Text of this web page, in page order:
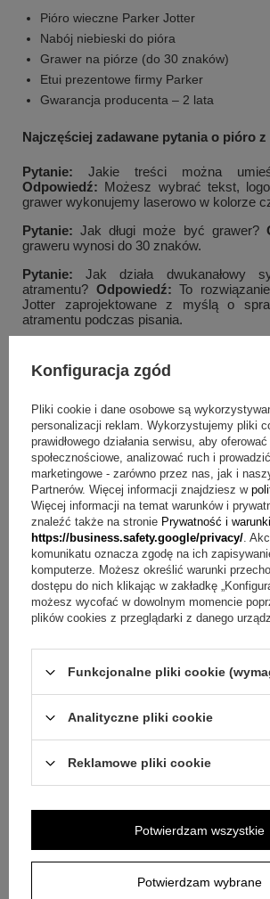
Pióro wieczne Parker Jotter
Nabój niebieski do pióra
Grawer na piórze (do 30 znaków)
Etui prezentowe firmy Parker
Gwarancja producenta – 2 lata
Najczęściej zadawane pytania o pióro
Pytanie: Jakie treści można
Odpowiedź: Możesz wybrać tekst,
grawer wykonujemy laserowo w kolorze
Pytanie: Jak długi może być grawer?
graweru wynosi do 30 znaków.
Pytanie: Jak działa dwukanałowy
atramentu? Odpowiedź: To
Jotter zaprojektowane z myślą o
atramentu podczas pisania.
umożliwia użycie zarówno nabojów, jak i
Odpowiedź: W komplecie znajduje się
firmy Parker, które ułatwia eleganckie
Pamiątka, do której się wraca
Gdy liczy się praktyczność i osobisty
grawerem sprawdza się bez zbędnych
które dobrze wygląda, wygodnie się go
krótką wiadomość tylko dla jednej
personalizacją w alepioro.pl i
indywidualnym wydaniu.
Konfiguracja zgód
Pliki cookie i dane osobowe są
personalizacji reklam. Wykorzystujemy pliki
prawidłowego działania serwisu, aby
społecznościowe, analizować ruch i
marketingowe - zarówno przez nas, jak i
Partnerów. Więcej informacji znajdziesz w
Więcej informacji na temat warunków i
znaleźć także na stronie Prywatność i
https://business.safety.google/privacy/.
komunikatu oznacza zgodę na ich
komputerze. Możesz określić warunki
dostępu do nich klikając w zakładkę
możesz wycofać w dowolnym momencie
plików cookies z przeglądarki z danego
Funkcjonalne pliki cookie
Analityczne pliki cookie
Reklamowe pliki cookie
Potwierdzam wybrane
Potwierdzam wszystkie